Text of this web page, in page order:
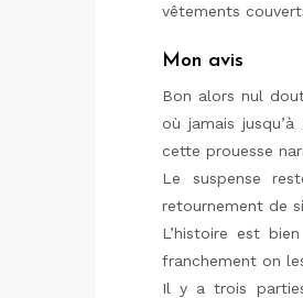
vêtements
Mon avis
Bon alors nul
où jamais
cette prouesse
Le suspense
retournement de
L’histoire est
franchement on
Il y a trois